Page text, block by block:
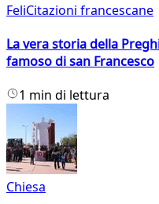
FeliCitazioni francescane
La vera storia della
famoso di san Francesco
1 min di lettura
Chiesa